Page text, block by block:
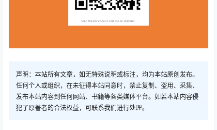
声明：本站所有文章，如无特殊说明或标注，均为本站原创发布。
任何个人或组织，在未征得本站同意时，禁止复制、盗用、采集、
发布本站内容到任何网站、书籍等各类媒体平台。如若本站内容侵
犯了原著者的合法权益，可联系我们进行处理。